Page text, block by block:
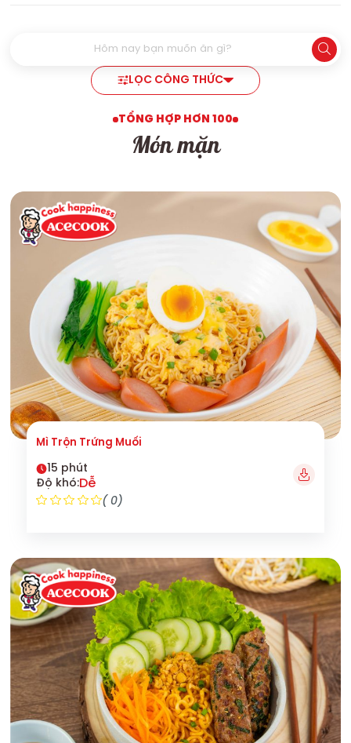
LỌC CÔNG THỨC
TỔNG HỢP HƠN 100
Món mặn
Mì Trộn Trứng Muối
15 phút
Độ khó:Dễ
( 0)